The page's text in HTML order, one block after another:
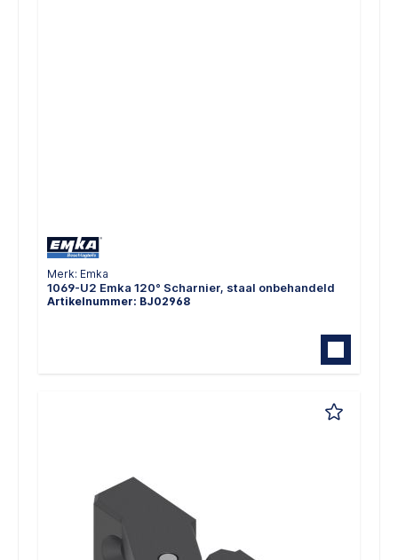
Merk: Emka
1069-U2 Emka 120° Scharnier, staal onbehandeld
Artikelnummer: BJ02968